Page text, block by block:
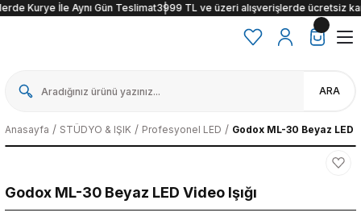
Gün Teslimat3999 TL ve üzeri alışverişlerde ücretsiz kargoİstanbul İçi
ARA
Anasayfa STÜDYO & IŞIK Profesyonel LED Godox ML-30 Beyaz LED
Godox ML-30 Beyaz LED Video Işığı